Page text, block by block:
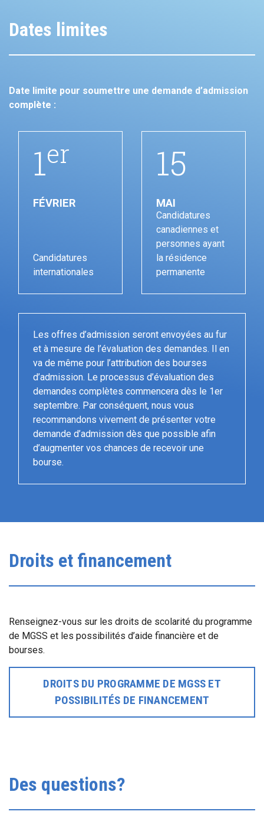
Dates limites
Date limite pour soumettre une demande d’admission
complète :
1er
FÉVRIER
Candidatures
internationales
15
MAI
Candidatures
canadiennes et
personnes ayant
la résidence
permanente
Les offres d’admission seront envoyées au fur
et à mesure de l’évaluation des demandes. Il en
va de même pour l’attribution des bourses
d’admission. Le processus d’évaluation des
demandes complètes commencera dès le 1er
septembre. Par conséquent, nous vous
recommandons vivement de présenter votre
demande d’admission dès que possible afin
d’augmenter vos chances de recevoir une
bourse.
Droits et financement
Renseignez-vous sur les droits de scolarité du programme
de MGSS et les possibilités d’aide financière et de
bourses.
DROITS DU PROGRAMME DE MGSS ET
POSSIBILITÉS DE FINANCEMENT
Des questions?